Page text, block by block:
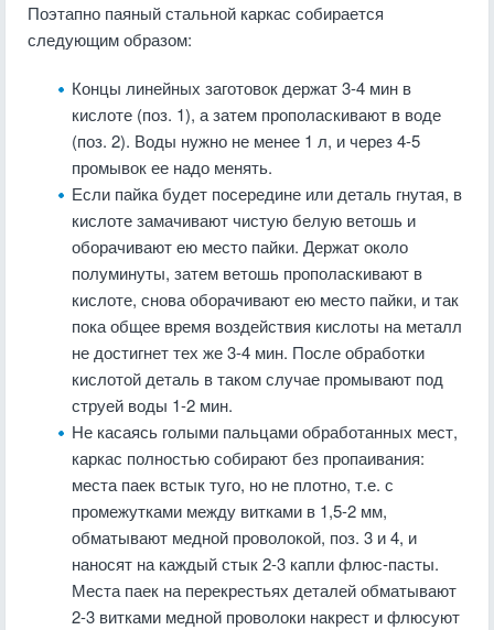
Поэтапно паяный стальной каркас собирается
следующим образом:
Концы линейных заготовок держат 3-4 мин в
кислоте (поз. 1), а затем прополаскивают в воде
(поз. 2). Воды нужно не менее 1 л, и через 4-5
промывок ее надо менять.
Если пайка будет посередине или деталь гнутая, в
кислоте замачивают чистую белую ветошь и
оборачивают ею место пайки. Держат около
полуминуты, затем ветошь прополаскивают в
кислоте, снова оборачивают ею место пайки, и так
пока общее время воздействия кислоты на металл
не достигнет тех же 3-4 мин. После обработки
кислотой деталь в таком случае промывают под
струей воды 1-2 мин.
Не касаясь голыми пальцами обработанных мест,
каркас полностью собирают без пропаивания:
места паек встык туго, но не плотно, т.е. с
промежутками между витками в 1,5-2 мм,
обматывают медной проволокой, поз. 3 и 4, и
наносят на каждый стык 2-3 капли флюс-пасты.
Места паек на перекрестьях деталей обматывают
2-3 витками медной проволоки накрест и флюсуют